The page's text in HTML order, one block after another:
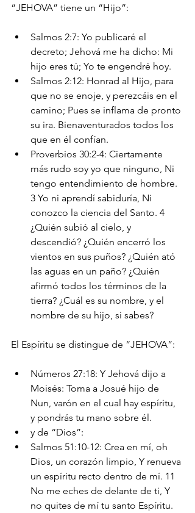
“JEHOVA” tiene un “Hijo”:
Salmos 2:7: Yo publicaré el
decreto; Jehová me ha dicho: Mi
hijo eres tú; Yo te engendré hoy.
Salmos 2:12: Honrad al Hijo, para
que no se enoje, y perezcáis en el
camino; Pues se inflama de pronto
su ira. Bienaventurados todos los
que en él confían.
Proverbios 30:2-4: Ciertamente
más rudo soy yo que ninguno, Ni
tengo entendimiento de hombre.
3 Yo ni aprendí sabiduría, Ni
conozco la ciencia del Santo. 4
¿Quién subió al cielo, y
descendió? ¿Quién encerró los
vientos en sus puños? ¿Quién ató
las aguas en un paño? ¿Quién
afirmó todos los términos de la
tierra? ¿Cuál es su nombre, y el
nombre de su hijo, si sabes?
El Espíritu se distingue de “JEHOVA”:
Números 27:18: Y Jehová dijo a
Moisés: Toma a Josué hijo de
Nun, varón en el cual hay espíritu,
y pondrás tu mano sobre él.
y de “Dios”:
Salmos 51:10-12: Crea en mí, oh
Dios, un corazón limpio, Y renueva
un espíritu recto dentro de mí. 11
No me eches de delante de ti, Y
no quites de mí tu santo Espíritu.